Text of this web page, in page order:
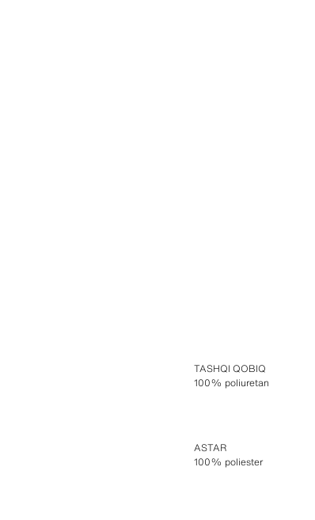
TASHQI QOBIQ
100% poliuretan
ASTAR
100% poliester